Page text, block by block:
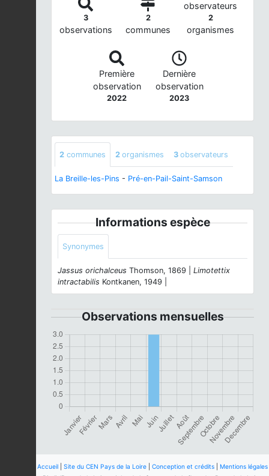
3
observations
2
communes
observateurs
2
organismes
Première
observation
2022
Dernière
observation
2023
2 communes 2 organismes 3 observateurs
La Breille-les-Pins - Pré-en-Pail-Saint-Samson
Informations espèce
Synonymes
Jassus orichalceus Thomson, 1869 | Limotettix
intractabilis Kontkanen, 1949 |
Observations mensuelles
Accueil Site du CEN Pays de la Loire Conception et crédits
Mentions légales